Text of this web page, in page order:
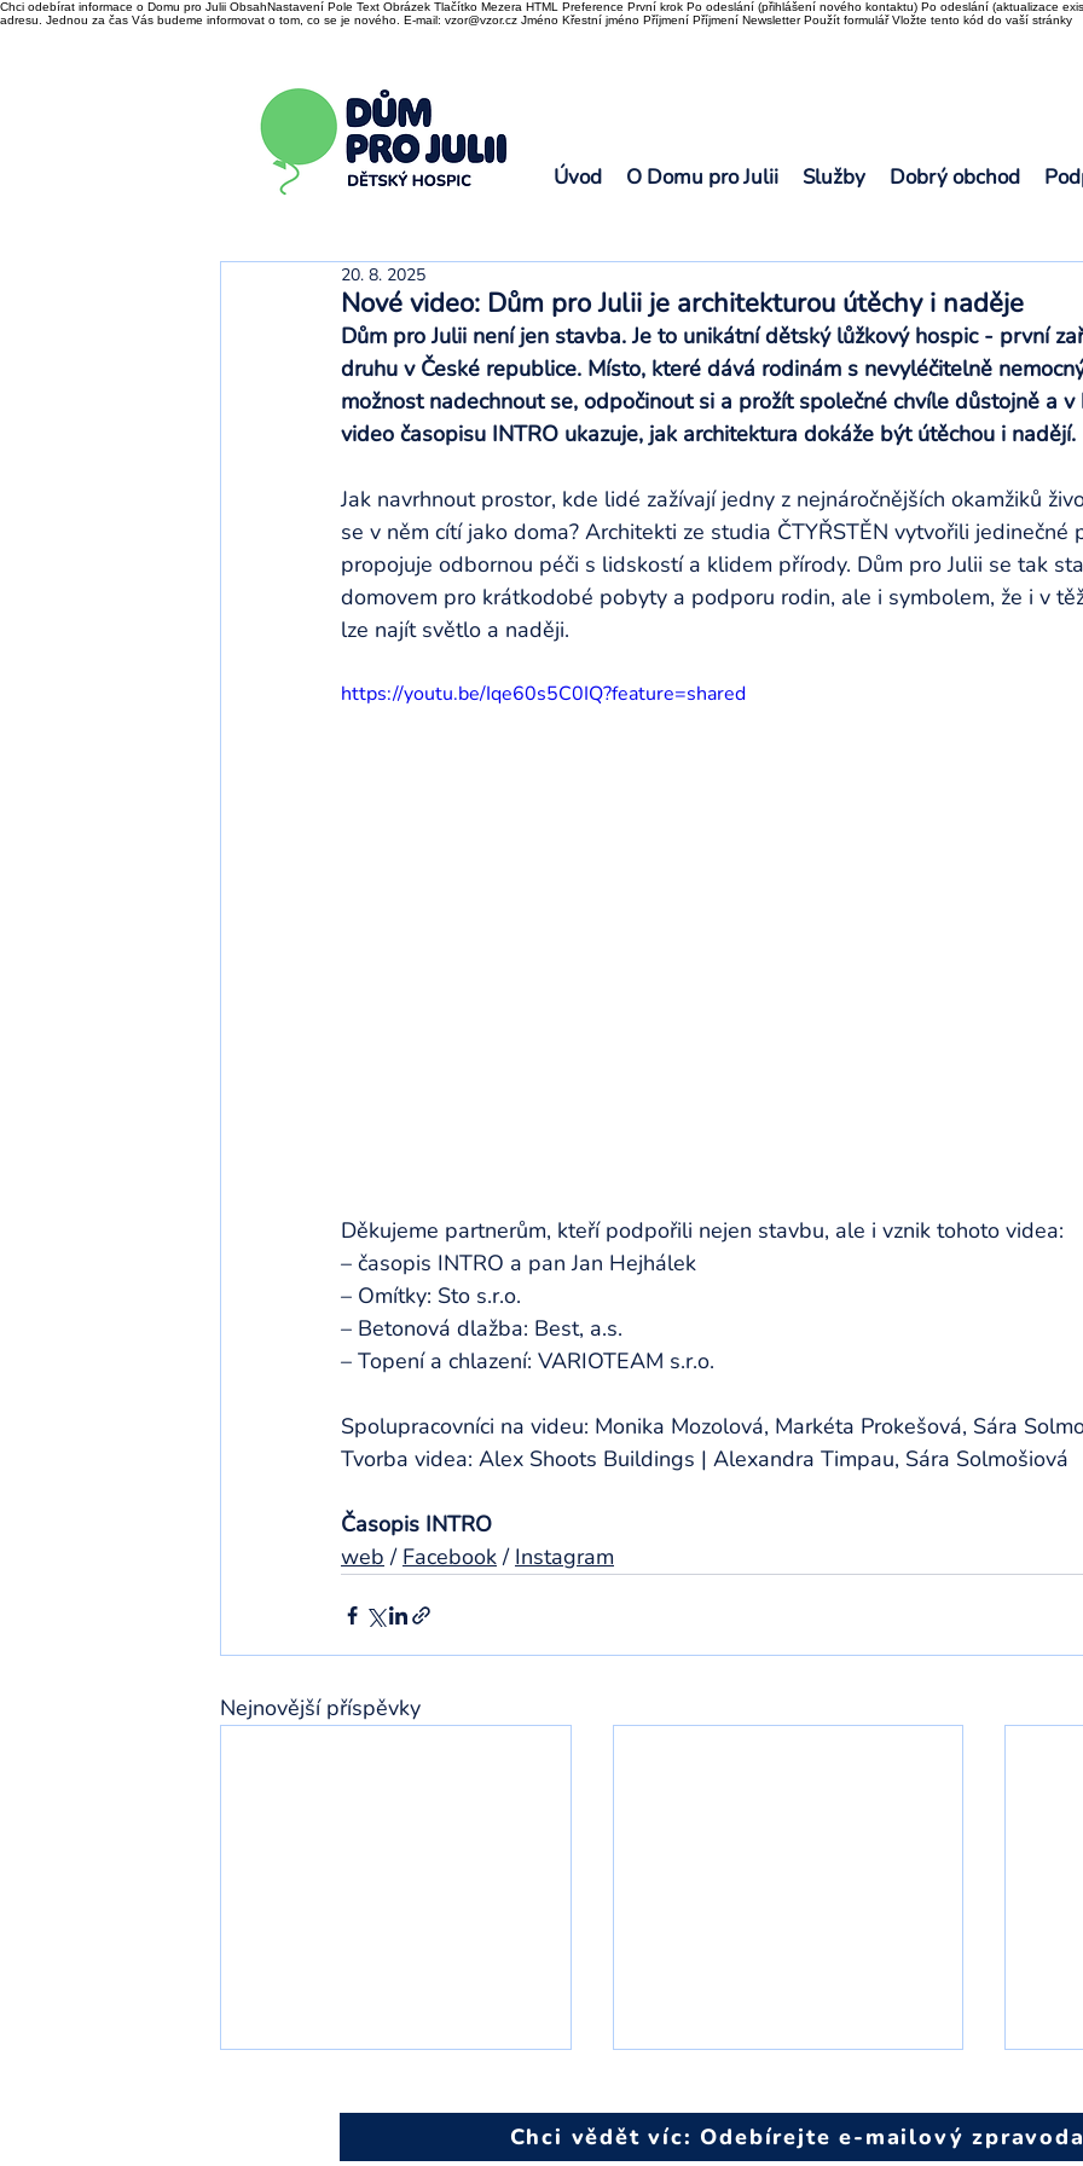
Chci odebírat informace o Domu pro Julii ObsahNastavení Pole Text Obrázek Tlačítko Mezera HTML Preference První krok Po odeslání (přihlášení nového kontaktu) Po odeslání (aktualizace
adresu. Jednou za čas Vás budeme informovat o tom, co se je nového. E-mail: vzor@vzor.cz Jméno Křestní jméno Příjmení Příjmení Newsletter Použít formulář Vložte tento kód do vaší stránky
Úvod O Domu pro Julii Služby Dobrý obchod
Nové video: Dům pro Julii je architekturou útěchy i naděje
20. 8. 2025
Dům pro Julii není jen stavba. Je to unikátní dětský lůžkový hospic - první
druhu v České republice. Místo, které dává rodinám s nevyléčitelně
možnost nadechnout se, odpočinout si a prožít společné chvíle důstojně a v
video časopisu INTRO ukazuje, jak architektura dokáže být útěchou i nadějí.
Jak navrhnout prostor, kde lidé zažívají jedny z nejnáročnějších okamžiků
se v něm cítí jako doma? Architekti ze studia ČTYŘSTĚN vytvořili jedinečné
propojuje odbornou péči s lidskostí a klidem přírody. Dům pro Julii se tak
domovem pro krátkodobé pobyty a podporu rodin, ale i symbolem, že i v
lze najít světlo a naději.
https://youtu.be/Iqe60s5C0IQ?feature=shared
Děkujeme partnerům, kteří podpořili nejen stavbu, ale i vznik tohoto videa:
– časopis INTRO a pan Jan Hejhálek
– Omítky: Sto s.r.o.
– Betonová dlažba: Best, a.s.
– Topení a chlazení: VARIOTEAM s.r.o.
Spolupracovníci na videu: Monika Mozolová, Markéta Prokešová, Sára
Tvorba videa: Alex Shoots Buildings | Alexandra Timpau, Sára Solmošiová
Časopis INTRO
web / Facebook / Instagram
Nejnovější příspěvky
Chci vědět víc: Odebírejte e-mailový